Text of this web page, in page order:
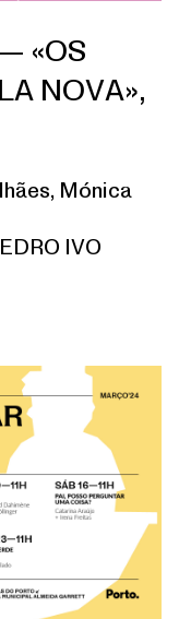
«OS
NOVA»,
Mónica
IVO